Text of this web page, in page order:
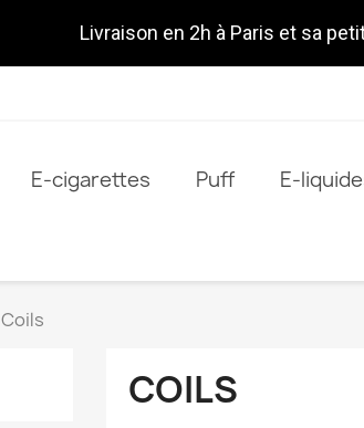
Livraison en 2h à Paris et sa
E-cigarettes Puff E-
Coils
COILS